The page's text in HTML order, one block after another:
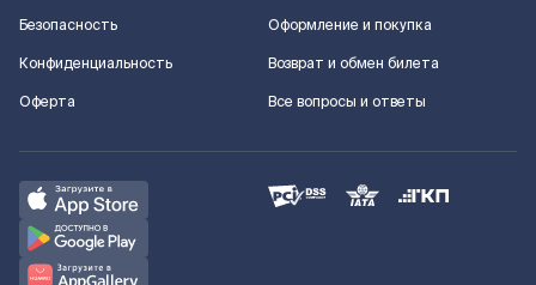
Безопасность
Конфиденциальность
Оферта
Оформление и покупка
Возврат и обмен билета
Все вопросы и ответы